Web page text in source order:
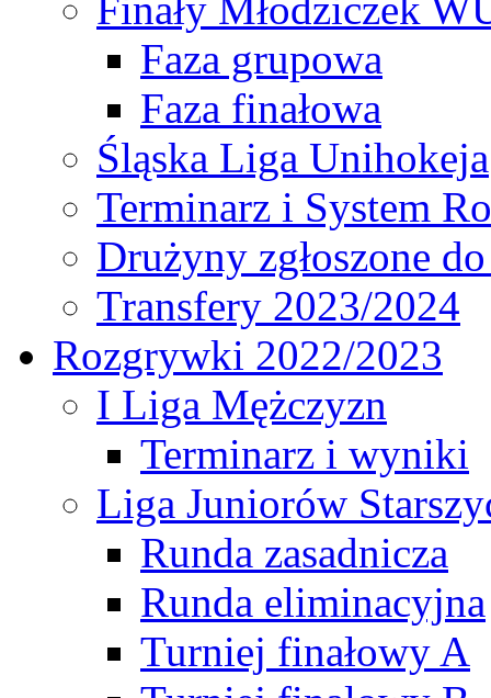
Faza grupowa
Faza finałowa
Śląska Liga Unihokeja
Terminarz i System
Drużyny zgłoszone
Transfery 2023/2024
Rozgrywki 2022/2023
I Liga Mężczyzn
Terminarz i wyniki
Liga Juniorów
Runda zasadnicza
Runda eliminacyjna
Turniej finałowy A